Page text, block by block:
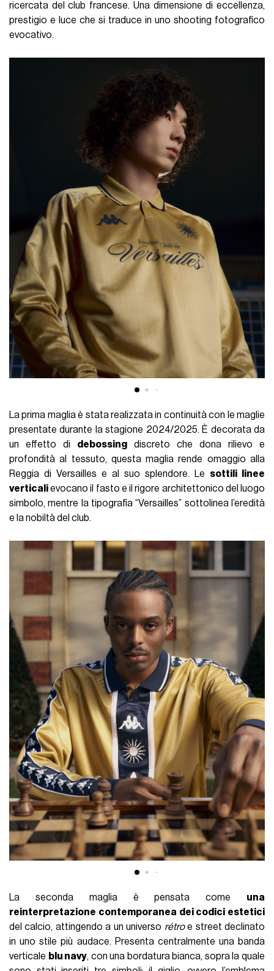
ricercata del club francese. Una dimensione di eccellenza,
prestigio e luce che si traduce in uno shooting fotografico
evocativo.
La prima maglia è stata realizzata in continuità con le maglie
presentate durante la stagione 2024/2025. È decorata da
un effetto di debossing discreto che dona rilievo e
profondità al tessuto, questa maglia rende omaggio alla
Reggia di Versailles e al suo splendore. Le sottili linee
verticalievocano il fasto e il rigore architettonico del luogo
simbolo, mentre la tipografia “Versailles” sottolinea l’eredità
e la nobiltà del club.
La seconda maglia è pensata come una
reinterpretazione contemporanea dei codici estetici
del calcio, attingendo a un universo rétroe street declinato
in uno stile più audace. Presenta centralmente una banda
verticale blu navy, con una bordatura bianca, sopra la quale